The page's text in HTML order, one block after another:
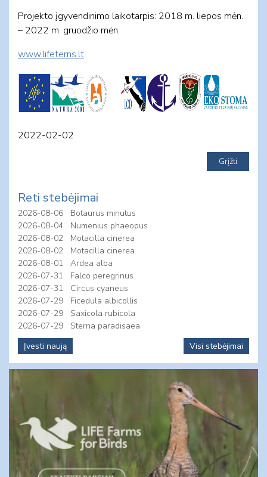
Projekto įgyvendinimo laikotarpis: 2018 m. liepos mėn.
– 2022 m. gruodžio mėn.
www.lifeterns.lt
2022-02-02
Reti stebėjimai
2026-08-06
Botaurus minutus
2026-08-04
Numenius phaeopus
2026-08-02
Motacilla cinerea
2026-08-02
Motacilla cinerea
2026-08-01
Ardea alba
2026-07-31
Falco peregrinus
2026-07-31
Circus cyaneus
2026-07-29
Ficedula albicollis
2026-07-29
Saxicola rubicola
2026-07-29
Sterna paradisaea
Įvesti naują
Visi stebėjimai